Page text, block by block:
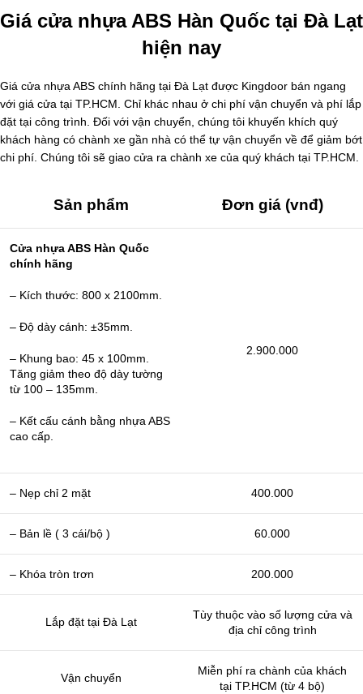
Giá cửa nhựa ABS Hàn Quốc tại Đà Lạt
hiện nay
Giá cửa nhựa ABS chính hãng tại Đà Lạt được Kingdoor bán ngang
với giá cửa tại TP.HCM. Chỉ khác nhau ở chi phí vận chuyển và phí lắp
đặt tại công trình. Đối với vận chuyển, chúng tôi khuyến khích quý
khách hàng có chành xe gần nhà có thể tự vận chuyển về để giảm bớt
chi phí. Chúng tôi sẽ giao cửa ra chành xe của quý khách tại TP.HCM.
Sản phẩm Đơn giá (vnđ)
Cửa nhựa ABS Hàn Quốc
chính hãng
– Kích thước: 800 x 2100mm.
– Độ dày cánh: ±35mm.
– Khung bao: 45 x 100mm.
Tăng giảm theo độ dày tường
từ 100 – 135mm.
– Kết cấu cánh bằng nhựa ABS
cao cấp.
2.900.000
– Nẹp chỉ 2 mặt 400.000
– Bản lề ( 3 cái/bộ ) 60.000
– Khóa tròn trơn 200.000
Lắp đặt tại Đà Lạt
Tùy thuộc vào số lượng cửa và
địa chỉ công trình
Vận chuyển
Miễn phí ra chành của khách
tại TP.HCM (từ 4 bộ)